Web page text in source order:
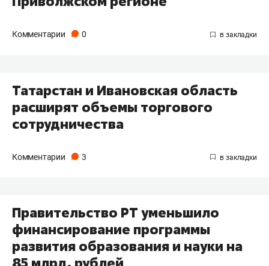
Комментарии 0
Татарстан и Ивановская область
расширят объемы торгового
сотрудничества
Комментарии 3
Правительство РТ уменьшило
финансирование программы
развития образования и науки на